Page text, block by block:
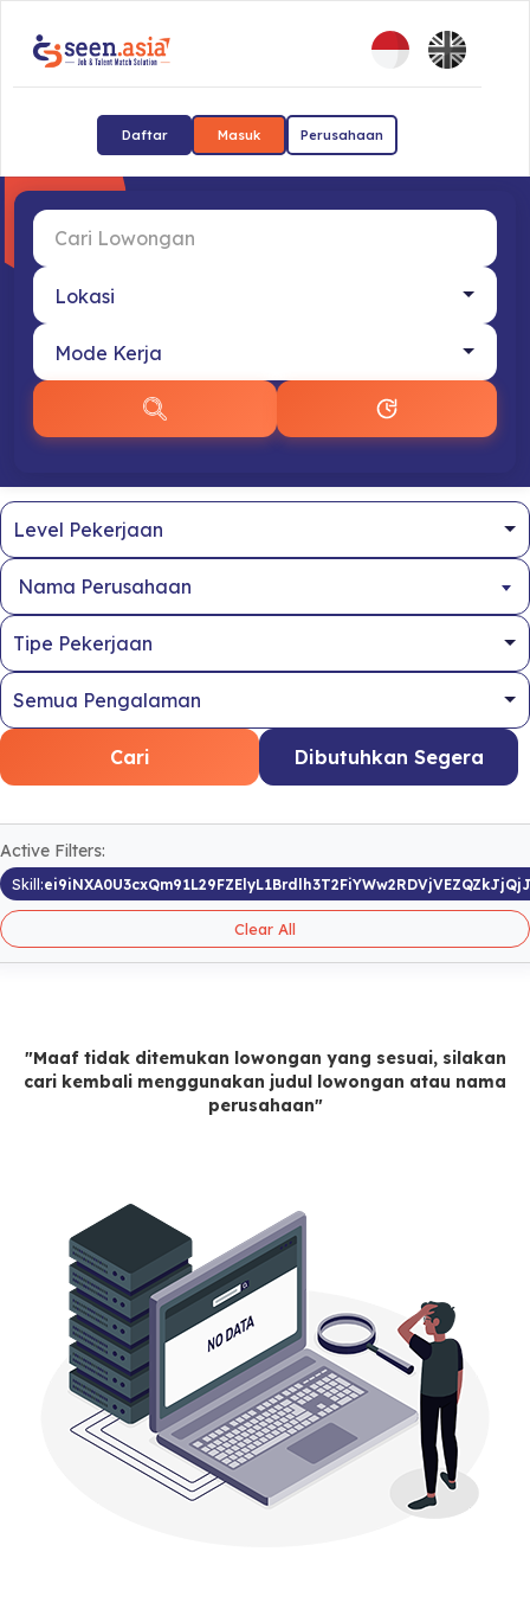
Daftar Masuk Perusahaan
Nama Perusahaan
Cari Dibutuhkan Segera
Active Filters:
Skill:
Clear All
"Maaf tidak ditemukan lowongan yang sesuai, silakan
cari kembali menggunakan judul lowongan atau nama
perusahaan"